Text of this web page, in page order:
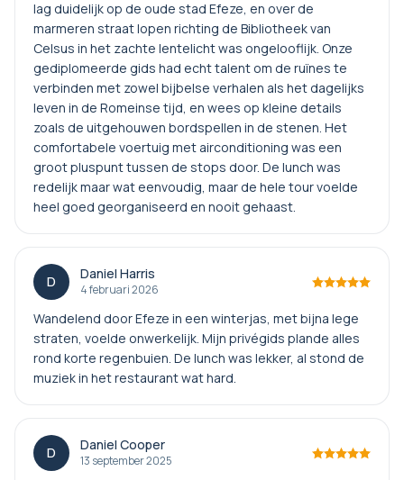
lag duidelijk op de oude stad Efeze, en over de
marmeren straat lopen richting de Bibliotheek van
Celsus in het zachte lentelicht was ongelooflijk. Onze
gediplomeerde gids had echt talent om de ruïnes te
verbinden met zowel bijbelse verhalen als het dagelijks
leven in de Romeinse tijd, en wees op kleine details
zoals de uitgehouwen bordspellen in de stenen. Het
comfortabele voertuig met airconditioning was een
groot pluspunt tussen de stops door. De lunch was
redelijk maar wat eenvoudig, maar de hele tour voelde
heel goed georganiseerd en nooit gehaast.
D Daniel Harris
4 februari 2026
Wandelend door Efeze in een winterjas, met bijna lege
straten, voelde onwerkelijk. Mijn privégids plande alles
rond korte regenbuien. De lunch was lekker, al stond de
muziek in het restaurant wat hard.
D Daniel Cooper
13 september 2025